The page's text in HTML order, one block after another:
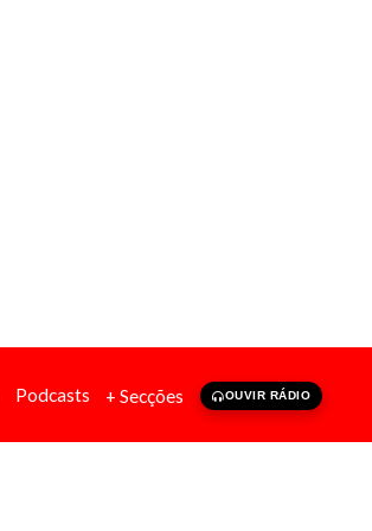
Podcasts + Secções OUVIR RÁDIO